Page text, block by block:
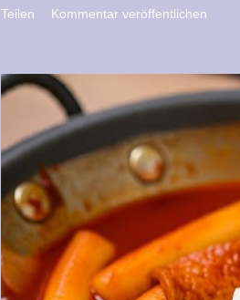
Teilen Kommentar veröffentlichen